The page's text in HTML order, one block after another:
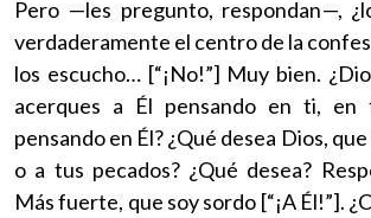
Pero —les pregunto, respondan—,
verdaderamente el centro de la
los escucho… [“¡No!”] Muy bien.
acerques a Él pensando en ti, en
pensando en Él? ¿Qué desea Dios,
o a tus pecados? ¿Qué desea?
Más fuerte, que soy sordo [“¡A Él!”].